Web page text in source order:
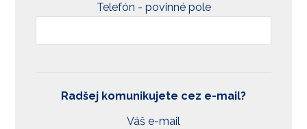
Telefón - povinné pole
Radšej komunikujete cez e-mail?
Váš e-mail